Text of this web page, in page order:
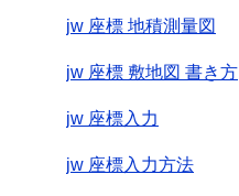
jw 座標 地積測量図
jw 座標 敷地図 書き方
jw 座標入力
jw 座標入力方法